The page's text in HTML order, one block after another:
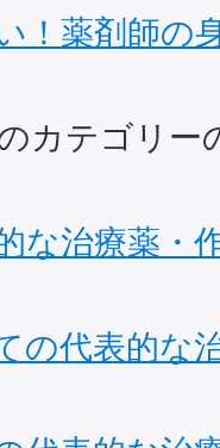
！薬剤師の
カテゴリー
な治療薬・
の代表的な